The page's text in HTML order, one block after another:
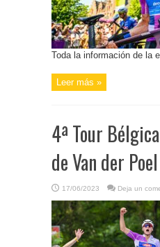
Toda la información de la
Leer más »
4ª Tour
de Van der Poel
17/06/2023 Deja un